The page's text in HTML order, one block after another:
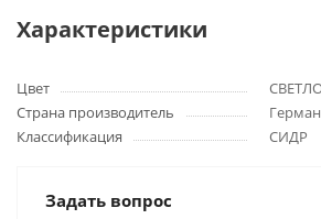
Характеристики
Цвет
Страна производитель
Классификация
СИДР
Задать вопрос